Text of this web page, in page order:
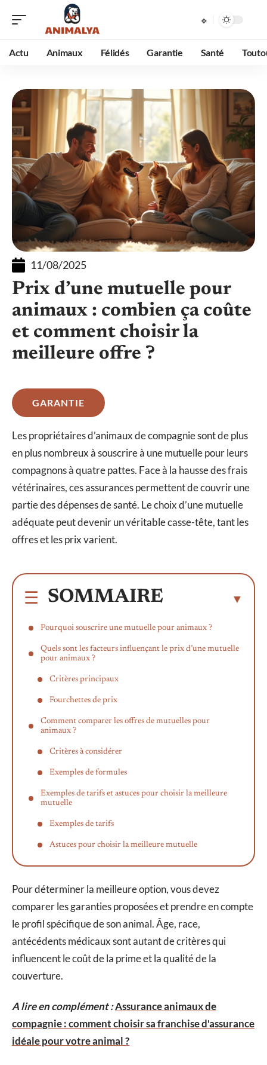
Actu Animaux Félidés Garantie Santé
11/08/2025
Prix d’une mutuelle pour
animaux : combien ça coûte
et comment choisir la
meilleure offre ?
GARANTIE
Les propriétaires d’animaux de compagnie sont de plus
en plus nombreux à souscrire à une mutuelle pour leurs
compagnons à quatre pattes. Face à la hausse des frais
vétérinaires, ces assurances permettent de couvrir une
partie des dépenses de santé. Le choix d’une mutuelle
adéquate peut devenir un véritable casse-tête, tant les
offres et les prix varient.
SOMMAIRE
Pourquoi souscrire une mutuelle pour animaux ?
Quels sont les facteurs influençant le prix d’une mutuelle
pour animaux ?
Critères principaux
Fourchettes de prix
Comment comparer les offres de mutuelles pour
animaux ?
Critères à considérer
Exemples de formules
Exemples de tarifs et astuces pour choisir la meilleure
mutuelle
Exemples de tarifs
Astuces pour choisir la meilleure mutuelle
Pour déterminer la meilleure option, vous devez
comparer les garanties proposées et prendre en compte
le profil spécifique de son animal. Âge, race,
antécédents médicaux sont autant de critères qui
influencent le coût de la prime et la qualité de la
couverture.
A lire en complément :Assurance animaux de
compagnie : comment choisir sa franchise d'assurance
idéale pour votre animal ?